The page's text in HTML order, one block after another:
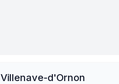
Villenave-d'Ornon